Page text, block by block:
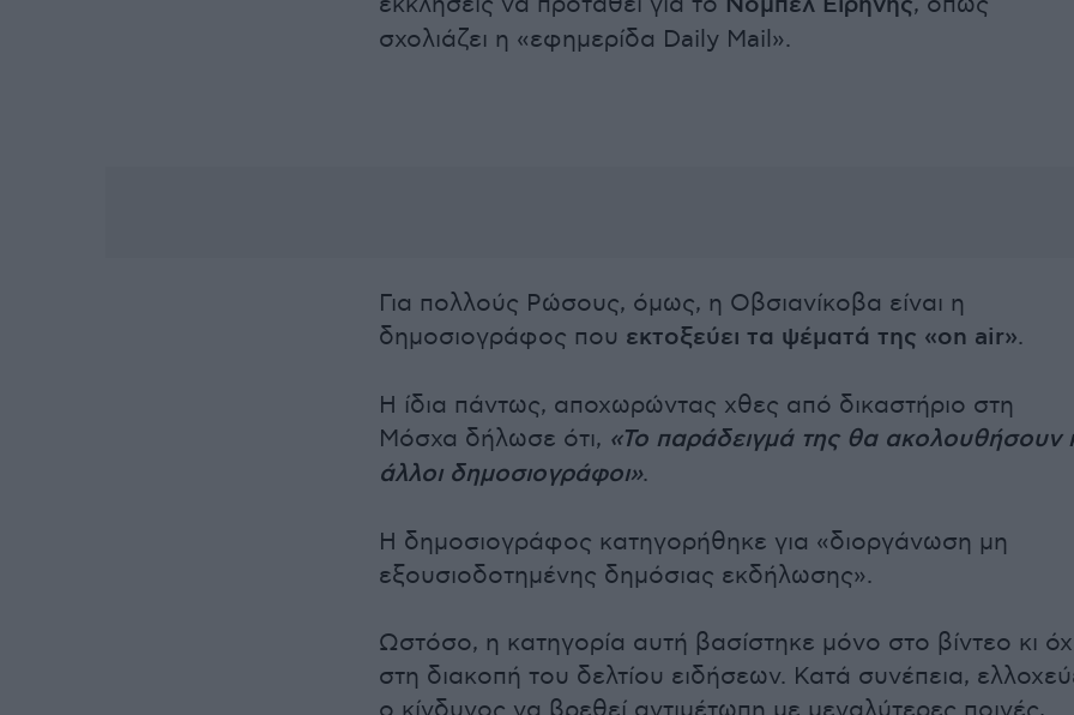
σχολιάζει η «εφημερίδα Daily Mail».
Για πολλούς Ρώσους, όμως, η Οβσιανίκοβα είναι η
δημοσιογράφος που εκτοξεύει τα ψέματά της «on air».
H ίδια πάντως, αποχωρώντας χθες από δικαστήριο στη
Μόσχα δήλωσε ότι, «Το παράδειγμά της θα ακολουθήσουν
άλλοι δημοσιογράφοι».
Η δημοσιογράφος κατηγορήθηκε για «διοργάνωση μη
εξουσιοδοτημένης δημόσιας εκδήλωσης».
Ωστόσο, η κατηγορία αυτή βασίστηκε μόνο στο βίντεο κι
στη διακοπή του δελτίου ειδήσεων. Κατά συνέπεια,